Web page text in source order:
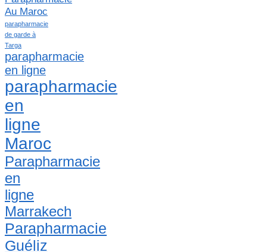
Au Maroc
parapharmacie
de garde à
Targa
parapharmacie
en ligne
parapharmacie
en
ligne
Maroc
Parapharmacie
en
ligne
Marrakech
Parapharmacie
Guéliz